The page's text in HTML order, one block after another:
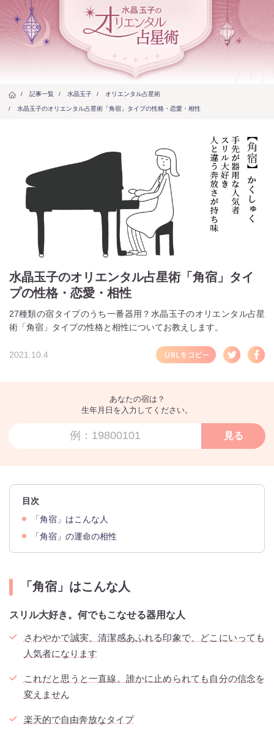
/ 記事一覧 / 水晶玉子 / オリエンタル占星術
/ 水晶玉子のオリエンタル占星術「角宿」タイプの性格・恋愛・相性
水晶玉子のオリエンタル占星術「角宿」タイ
プの性格・恋愛・相性
27種類の宿タイプのうち一番器用？水晶玉子のオリエンタル占星
術「角宿」タイプの性格と相性についてお教えします。
2021.10.4
あなたの宿は？
生年月日を入力してください。
見る
目次
「角宿」はこんな人
「角宿」の運命の相性
「角宿」はこんな人
スリル大好き。何でもこなせる器用な人
さわやかで誠実、清潔感あふれる印象で、どこにいっても
人気者になります
これだと思うと一直線。誰かに止められても自分の信念を
変えません
楽天的で自由奔放なタイプ